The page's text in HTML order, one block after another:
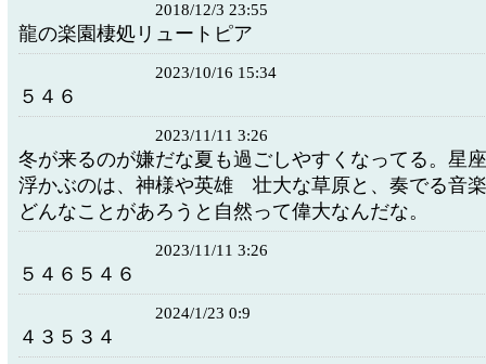
2018/12/3 23:55
龍の楽園棲処リュートピア
2023/10/16 15:34
５４６
2023/11/11 3:26
冬が来るのが嫌だな夏も過ごしやすくなってる。星
浮かぶのは、神様や英雄 壮大な草原と、奏でる音
どんなことがあろうと自然って偉大なんだな。
2023/11/11 3:26
５４６５４６
2024/1/23 0:9
４３５３４